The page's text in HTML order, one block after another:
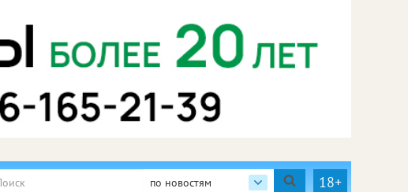
по новостям 18+